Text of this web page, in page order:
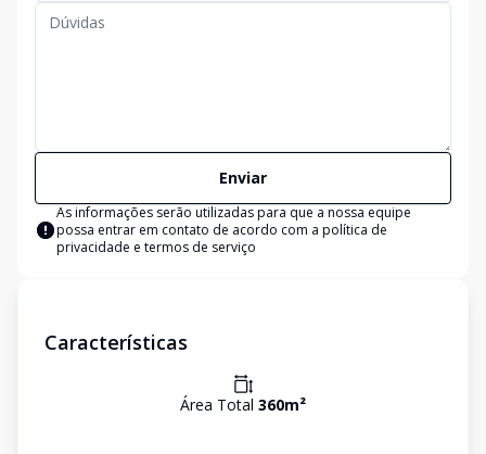
Enviar
As informações serão utilizadas para que a nossa equipe
possa entrar em contato de acordo com a política de
privacidade e termos de serviço
Características
Área Total 360m²